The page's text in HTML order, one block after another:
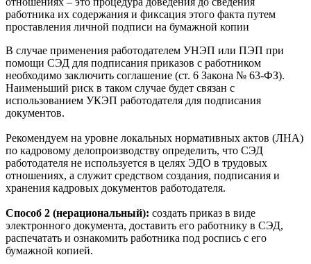
работника их содержания и фиксация этого факта путем
проставления личной подписи на бумажной копии
В случае применения работодателем УНЭП или ПЭП при
помощи СЭД для подписания приказов с работником
необходимо заключить соглашение (ст. 6 Закона № 63-ФЗ).
Наименьший риск в таком случае будет связан с
использованием УКЭП работодателя для подписания
документов.
Рекомендуем на уровне локальных нормативных актов (ЛНА)
по кадровому делопроизводству определить, что СЭД
работодателя не используется в целях ЭДО в трудовых
отношениях, а служит средством создания, подписания и
хранения кадровых документов работодателя.
Способ 2 (нерациональный): создать приказ в виде
электронного документа, доставить его работнику в СЭД,
распечатать и ознакомить работника под роспись с его
бумажной копией.